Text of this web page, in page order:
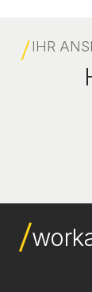
IHR